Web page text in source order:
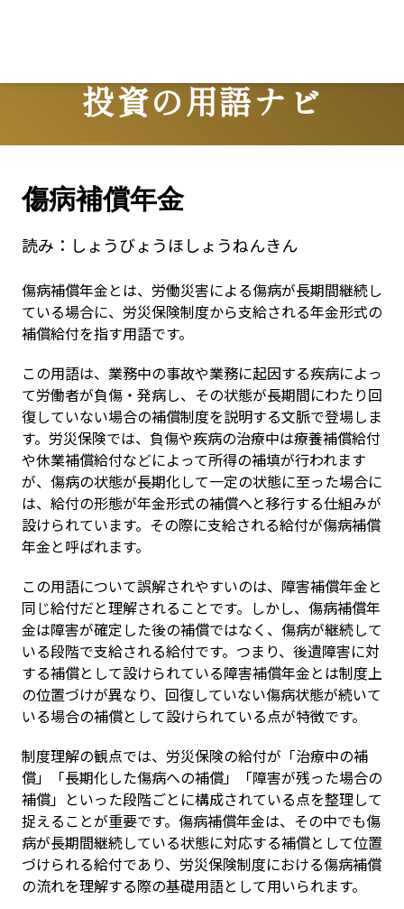
投資の用語ナビ
Terms
傷病補償年金
読み： しょうびょうほしょうねんきん
傷病補償年金とは、労働災害による傷病が長期間継続し
ている場合に、労災保険制度から支給される年金形式の
補償給付を指す用語です。
この用語は、業務中の事故や業務に起因する疾病によっ
て労働者が負傷・発病し、その状態が長期間にわたり回
復していない場合の補償制度を説明する文脈で登場しま
す。労災保険では、負傷や疾病の治療中は療養補償給付
や休業補償給付などによって所得の補填が行われます
が、傷病の状態が長期化して一定の状態に至った場合に
は、給付の形態が年金形式の補償へと移行する仕組みが
設けられています。その際に支給される給付が傷病補償
年金と呼ばれます。
この用語について誤解されやすいのは、障害補償年金と
同じ給付だと理解されることです。しかし、傷病補償年
金は障害が確定した後の補償ではなく、傷病が継続して
いる段階で支給される給付です。つまり、後遺障害に対
する補償として設けられている障害補償年金とは制度上
の位置づけが異なり、回復していない傷病状態が続いて
いる場合の補償として設けられている点が特徴です。
制度理解の観点では、労災保険の給付が「治療中の補
償」「長期化した傷病への補償」「障害が残った場合の
補償」といった段階ごとに構成されている点を整理して
捉えることが重要です。傷病補償年金は、その中でも傷
病が長期間継続している状態に対応する補償として位置
づけられる給付であり、労災保険制度における傷病補償
の流れを理解する際の基礎用語として用いられます。